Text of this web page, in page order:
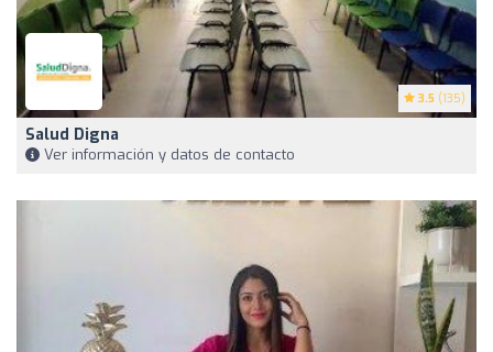
3.5 (135)
Salud Digna
Ver información y datos de contacto